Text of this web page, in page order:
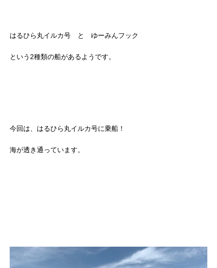
はるひら丸イルカ号 と ゆーみんフック
という2種類の船があるようです。
今回は、はるひら丸イルカ号に乗船！
海が透き通っています。